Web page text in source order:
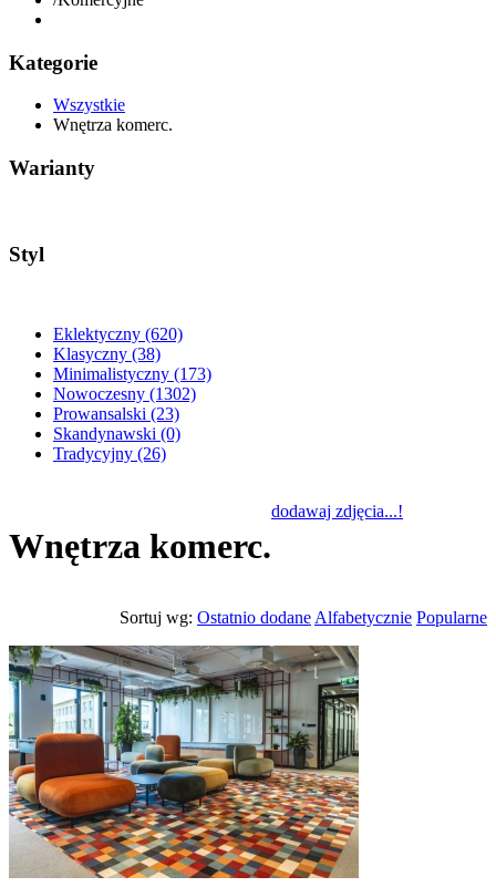
Kategorie
Wszystkie
Wnętrza komerc.
Warianty
Styl
Eklektyczny (620)
Klasyczny (38)
Minimalistyczny (173)
Nowoczesny (1302)
Prowansalski (23)
Skandynawski (0)
Tradycyjny (26)
Wnętrza komerc.
Sortuj wg: Ostatnio dodane Alfabetycznie Popularne
dodawaj zdjęcia...!